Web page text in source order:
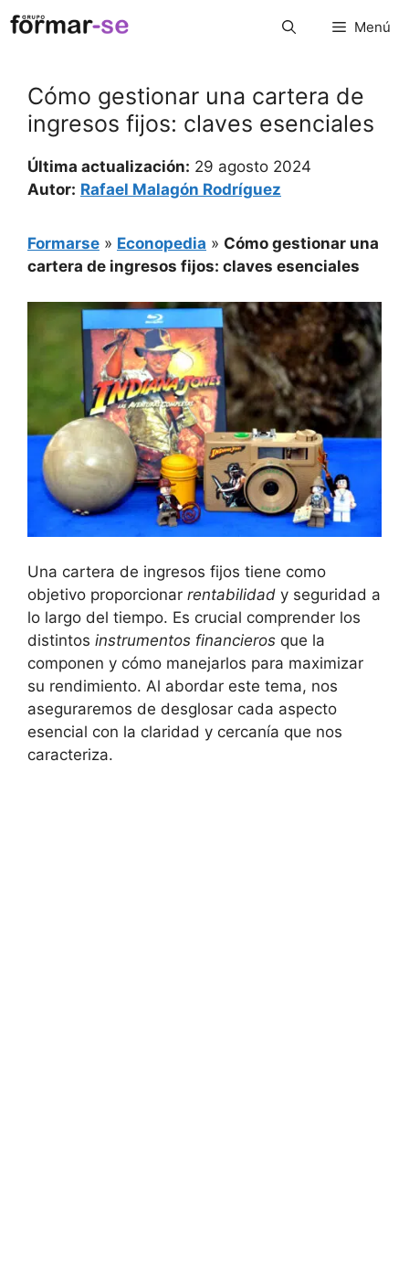
Saltar
al
Menú
Cómo gestionar una cartera de
ingresos fijos: claves esenciales
Última actualización: 29 agosto 2024
Autor: Rafael Malagón Rodríguez
Formarse » Econopedia » Cómo gestionar una
cartera de ingresos fijos: claves esenciales
Una ‌cartera de ingresos ⁢fijos ⁢tiene como
objetivo proporcionar rentabilidad ​y ⁢seguridad‍ a
lo largo del tiempo. Es crucial comprender ‌los
⁤distintos instrumentos financieros ‍que la
componen y ⁣cómo manejarlos para maximizar
su rendimiento. ⁤Al abordar este tema, nos
aseguraremos de desglosar ‍cada aspecto
esencial con⁢ la claridad y cercanía que nos
caracteriza.